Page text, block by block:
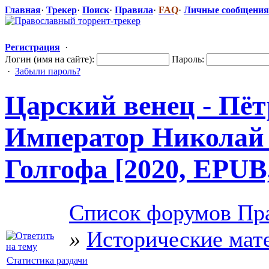
Главная· Трекер· Поиск· Правила· FAQ· Личные сообщения
Регистрация ·
Логин (имя на сайте):
Пароль:
· Забыли пароль?
Царский венец -
Император
Голгофа [2020,
Список форумов
» Исторические
Статистика раздачи